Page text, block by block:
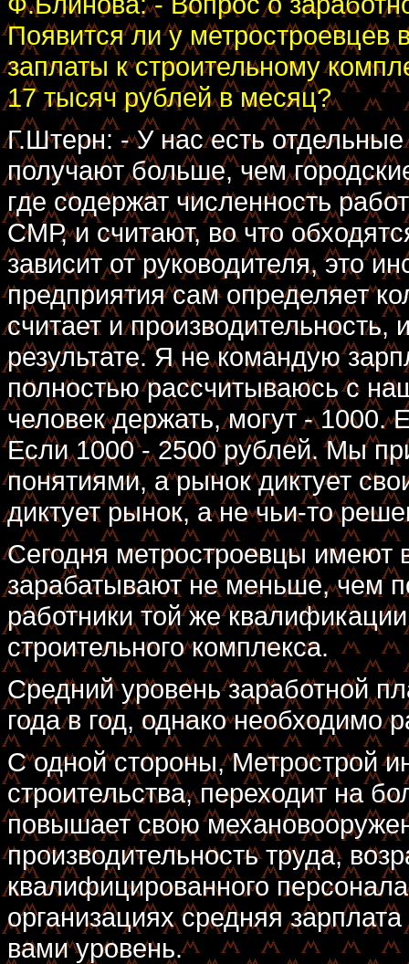
Появится ли у метростроевцев
заплаты к строительному
17 тысяч рублей в месяц?
Г.Штерн: - У нас есть
получают больше, чем
где содержат численность
СМР, и считают, во что
зависит от руководителя, это
предприятия сам определяет
считает и производительность,
результате. Я не командую
полностью рассчитываюсь с
человек держать, могут - 1000.
Если 1000 - 2500 рублей. Мы
понятиями, а рынок диктует
диктует рынок, а не чьи-то
Сегодня метростроевцы имеют
зарабатывают не меньше, чем
работники той же
строительного комплекса.
Средний уровень заработной
года в год, однако необходимо
С одной стороны, Метрострой
строительства, переходит на
повышает свою
производительность труда,
квалифицированного
организациях средняя
вами уровень.